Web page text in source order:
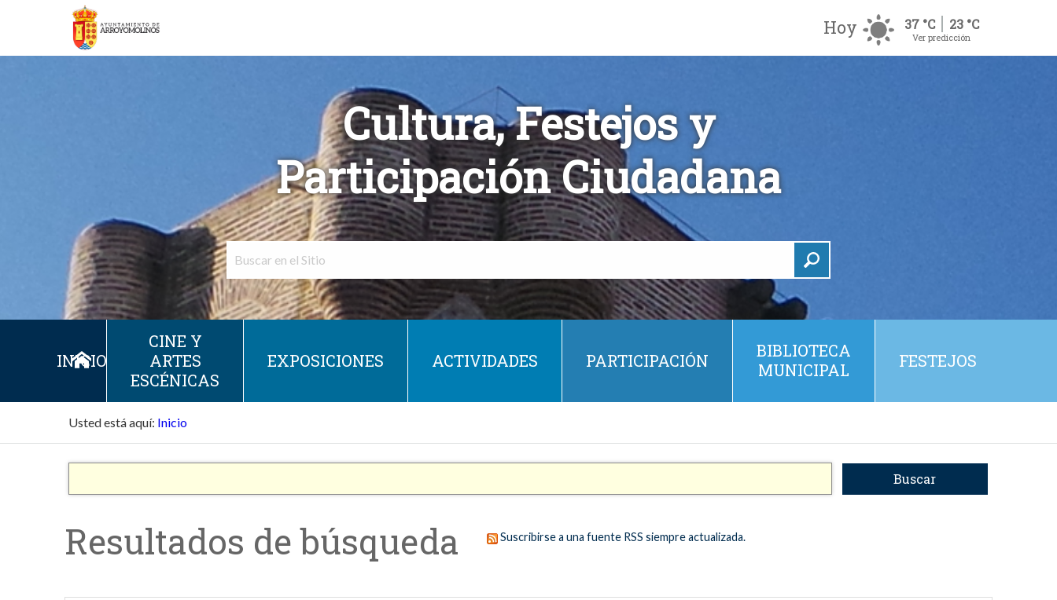
Hoy 37 °C 23 °C
Ver predicción
Cultura, Festejos y
Participación Ciudadana
INICIO
CINE Y
ARTES
ESCÉNICAS
EXPOSICIONES ACTIVIDADES PARTICIPACIÓN
BIBLIOTECA
MUNICIPAL
FESTEJOS
Usted está aquí: Inicio
Resultados de búsqueda Suscribirse a una fuente RSS siempre actualizada.